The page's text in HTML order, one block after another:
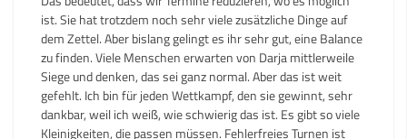
ist. Sie hat trotzdem noch sehr viele zusätzliche Dinge auf
dem Zettel. Aber bislang gelingt es ihr sehr gut, eine Balance
zu finden. Viele Menschen erwarten von Darja mittlerweile
Siege und denken, das sei ganz normal. Aber das ist weit
gefehlt. Ich bin für jeden Wettkampf, den sie gewinnt, sehr
dankbar, weil ich weiß, wie schwierig das ist. Es gibt so viele
Kleinigkeiten, die passen müssen. Fehlerfreies Turnen ist